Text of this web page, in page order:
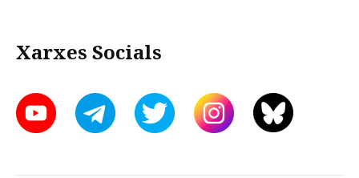
Xarxes Socials